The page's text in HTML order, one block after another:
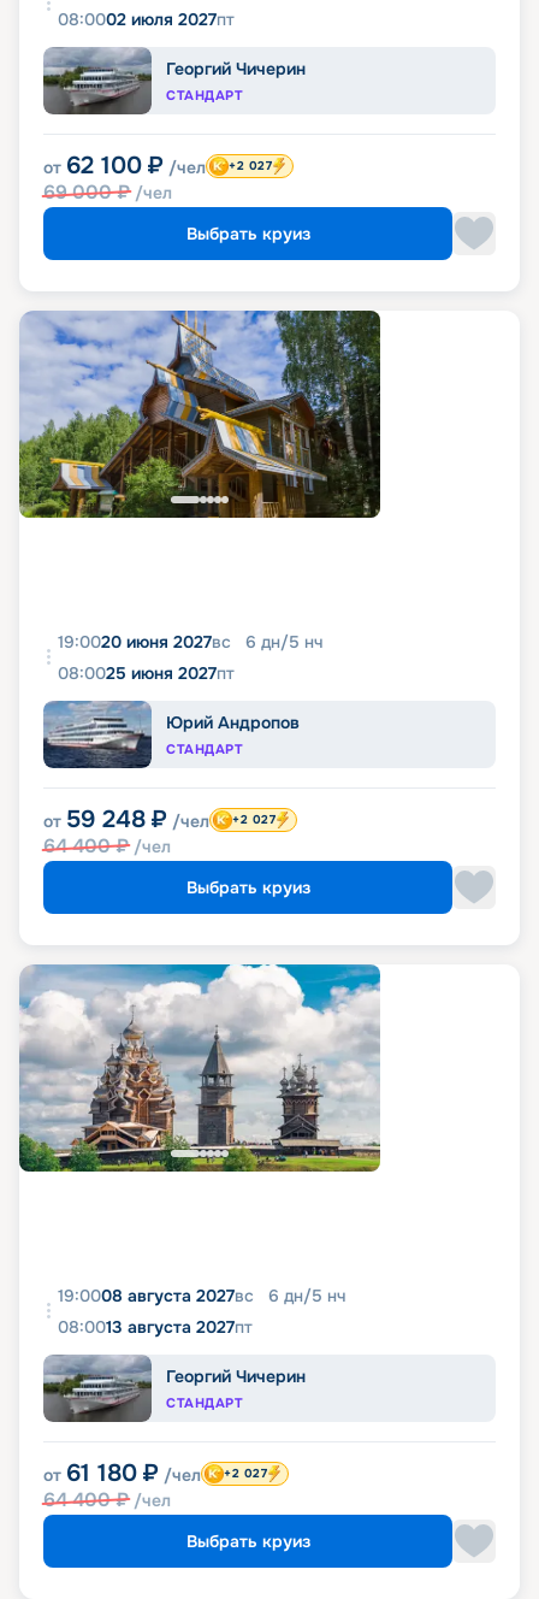
08:0002 июля 2027пт
Георгий Чичерин
СТАНДАРТ
от 62 100 ₽ /чел
69 000₽ /чел
+2 027
Выбрать круиз
19:0020 июня 2027вс 6 дн/5 нч
08:0025 июня 2027пт
Юрий Андропов
СТАНДАРТ
от 59 248 ₽ /чел
64 400₽ /чел
+2 027
Выбрать круиз
19:0008 августа 2027вс 6 дн/5 нч
08:0013 августа 2027пт
Георгий Чичерин
СТАНДАРТ
от 61 180 ₽ /чел
64 400₽ /чел
+2 027
Выбрать круиз